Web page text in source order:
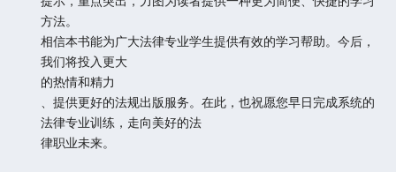
方法。
相信本书能为广大法律专业学生提供有效的学习帮助。今后，
我们将投入更大
的热情和精力
、提供更好的法规出版服务。在此，也祝愿您早日完成系统的
法律专业训练，走向美好的法
律职业未来。